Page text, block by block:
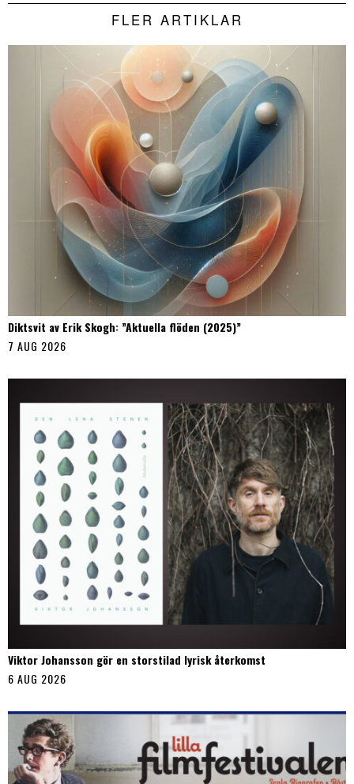
FLER ARTIKLAR
Diktsvit av Erik Skogh: ”Aktuella flöden (2025)”
7 AUG 2026
Viktor Johansson gör en storstilad lyrisk återkomst
6 AUG 2026